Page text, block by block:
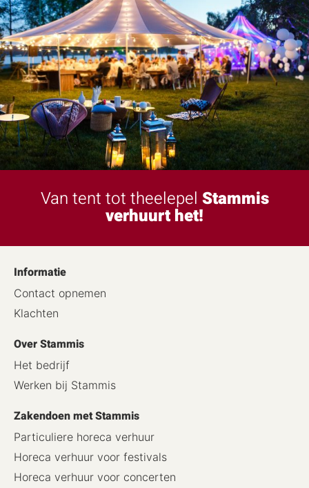
Van tent tot theelepel Stammis
verhuurt het!
Informatie
Contact opnemen
Klachten
Over Stammis
Het bedrijf
Werken bij Stammis
Zakendoen met Stammis
Particuliere horeca verhuur
Horeca verhuur voor festivals
Horeca verhuur voor concerten